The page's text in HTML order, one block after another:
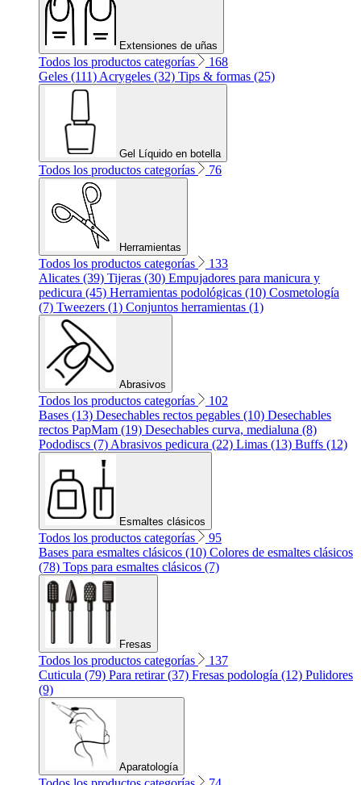
Extensiones de uñas
Todos los productos categorías
168
Geles (111) Acrygeles (32) Tips & formas (25)
Gel Líquido en botella
Todos los productos categorías 76
Herramientas
Todos los productos categorías
133
Alicates (39) Tijeras (30) Empujadores para manicura y
pedicura (45) Herramientas podológicas (10) Cosmetología
(7) Tweezers (1) Conjuntos herramientas (1)
Abrasivos
Todos los productos categorías
102
Bases (13) Desechables rectos pegables (10) Desechables
rectos PapMam (19) Desechables curva, medialuna (8)
Pododiscs (7) Abrasivos pedicura (22) Limas (13) Buffs (12)
Esmaltes clásicos
Todos los productos categorías
95
Bases para esmaltes clásicos (10) Colores de esmaltes clásicos
(78) Tops para esmaltes clásicos (7)
Fresas
Todos los productos categorías
137
Cuticula (79) Para retirar (37) Fresas podología (12) Pulidores
(9)
Aparatología